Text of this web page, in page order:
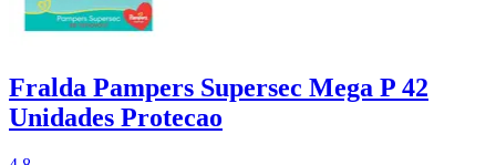
Fralda Pampers Supersec Mega P 42
Unidades Protecao